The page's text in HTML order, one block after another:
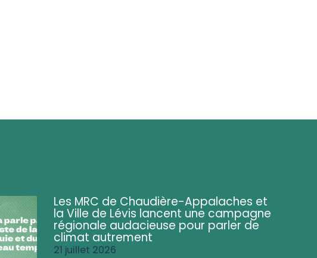
Les MRC de Chaudière-Appalaches et
la Ville de Lévis lancent une campagne
régionale audacieuse pour parler de
climat autrement
21 juillet 2026